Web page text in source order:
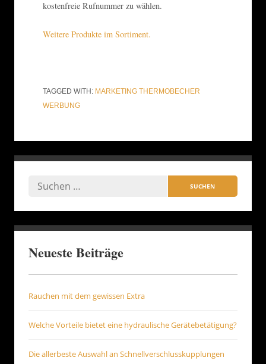
kostenfreie Rufnummer zu wählen.
Weitere Produkte im Sortiment.
TAGGED WITH: MARKETING
THERMOBECHER
WERBUNG
Neueste Beiträge
Rauchen mit dem gewissen Extra
Welche Vorteile bietet eine hydraulische Gerätebetätigung?
Die allerbeste Auswahl an Schnellverschlusskupplungen